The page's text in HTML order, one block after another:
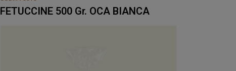
FETUCCINE 500 Gr. OCA BIANCA